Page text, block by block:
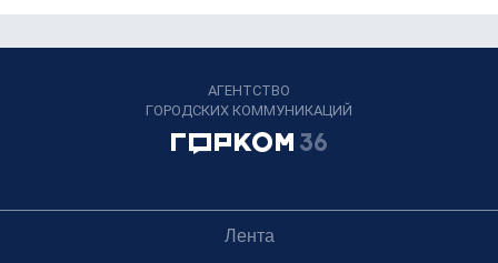
АГЕНТСТВО
ГОРОДСКИХ КОММУНИКАЦИЙ
Лента